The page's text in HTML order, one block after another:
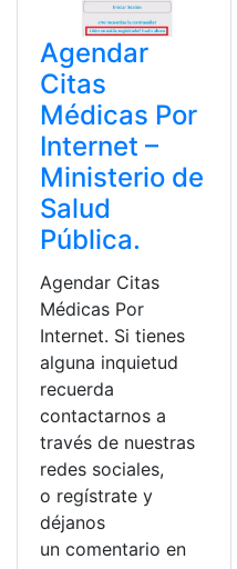
Agendar
Citas
Médicas Por
Internet –
Ministerio de
Salud
Pública.
Agendar Citas
Médicas Por
Internet. Si tienes
alguna inquietud
recuerda
contactarnos a
través de nuestras
redes sociales,
o regístrate y
déjanos
un comentario en